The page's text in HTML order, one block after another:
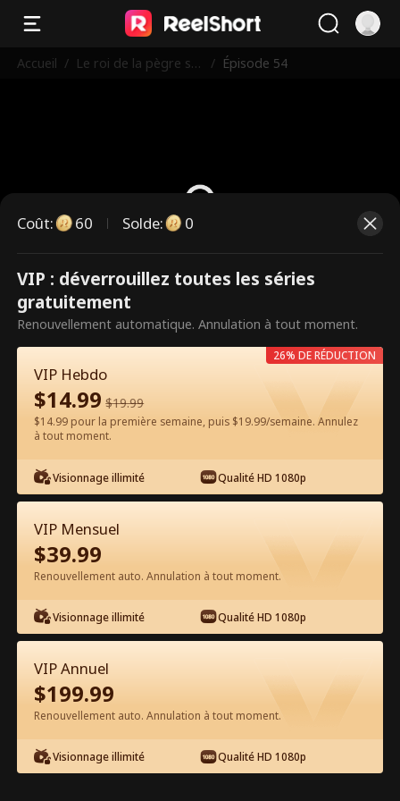
Accueil / Le roi de la pègre se
/ Épisode 54
Ce sont des épisodes payants.
Débloquez pour regarder.
Regarder gratuitement sur l'App
Épisode 54 - Le roi de la pègre se bat
pour sa femme Film complet
1-50 51-80 Tous les épisodes
Coût: 60 Solde: 0
VIP : déverrouillez toutes les séries
gratuitement
Renouvellement automatique. Annulation à tout moment.
VIP Hebdo
$14.99 $19.99
$14.99 pour la première semaine, puis $19.99/semaine. Annulez
à tout moment.
Visionnage illimité Qualité HD 1080p
26% DE RÉDUCTION
VIP Mensuel
$39.99
Renouvellement auto. Annulation à tout moment.
Visionnage illimité Qualité HD 1080p
VIP Annuel
$199.99
Renouvellement auto. Annulation à tout moment.
Visionnage illimité Qualité HD 1080p